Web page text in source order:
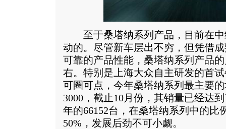
至于桑塔纳系列产品，目前在中
动的。尽管新车层出不穷，但凭借
可靠的产品性能，桑塔纳系列产品
右。特别是上海大众自主研发的首
可圈可点，今年桑塔纳系列最主要
3000，截止10月份，其销量已经达
年的66152台，在桑塔纳系列中的比
50%，发展后劲不可小觑。